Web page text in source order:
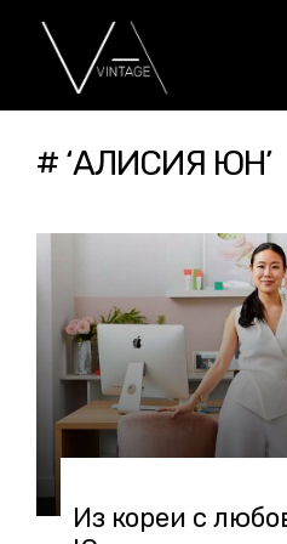
# ‘АЛИСИЯ ЮН’
Из кореи с